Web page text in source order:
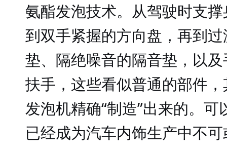
氨酯发泡技术。从驾驶时支
到双手紧握的方向盘，再到
垫、隔绝噪音的隔音垫，以
扶手，这些看似普通的部件
发泡机精确“制造”出来的。
已经成为汽车内饰生产中不